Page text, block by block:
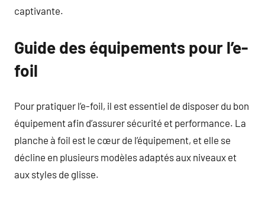
captivante.
Guide des équipements pour l’e-
foil
Pour pratiquer l’e-foil, il est essentiel de disposer du bon
équipement afin d’assurer sécurité et performance. La
planche à foil est le cœur de l’équipement, et elle se
décline en plusieurs modèles adaptés aux niveaux et
aux styles de glisse.